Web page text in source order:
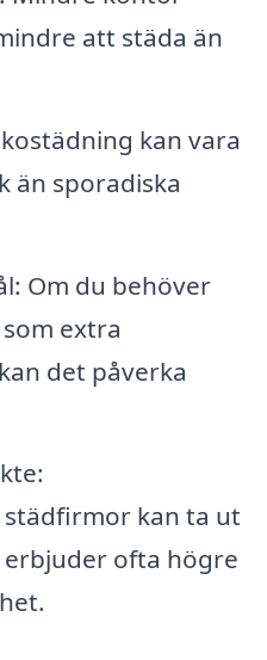
att städa än
kan vara
än sporadiska
Om du behöver
extra
det påverka
kan ta ut
ofta högre